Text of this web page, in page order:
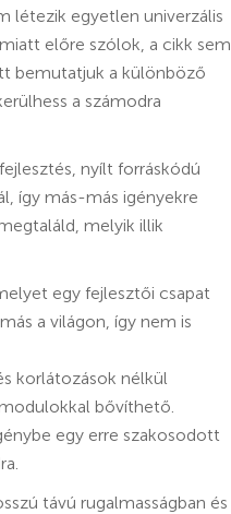
létezik egyetlen univerzális
előre szólok, a cikk sem
bemutatjuk a különböző
a számodra
nyílt forráskódú
így más-más igényekre
melyik illik
egy fejlesztői csapat
a világon, így nem is
korlátozások nélkül
bővíthető.
egy erre szakosodott
távú rugalmasságban és